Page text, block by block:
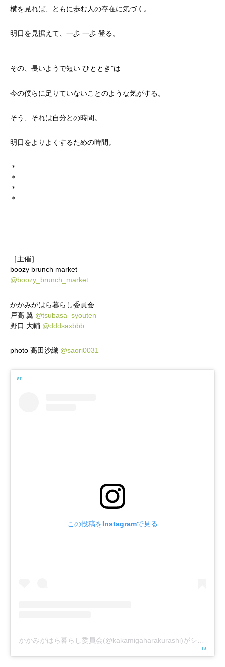
会社概要
かかみがはら暮らし委員会とは？
横を見れば、ともに歩む人の存在に気づく。
明日を見据えて、一歩 一歩 登る。
その、長いようで短い”ひととき”は
今の僕らに足りていないことのような気がする。
そう、それは自分との時間。
明日をよりよくするための時間。
＊
＊
＊
＊
［主催］
boozy brunch market
@boozy_brunch_market
かかみがはら暮らし委員会
戸髙 翼 @tsubasa_syouten
野口 大輔 @dddsaxbbb
photo 高田沙織 @saori0031
この投稿をInstagramで見る